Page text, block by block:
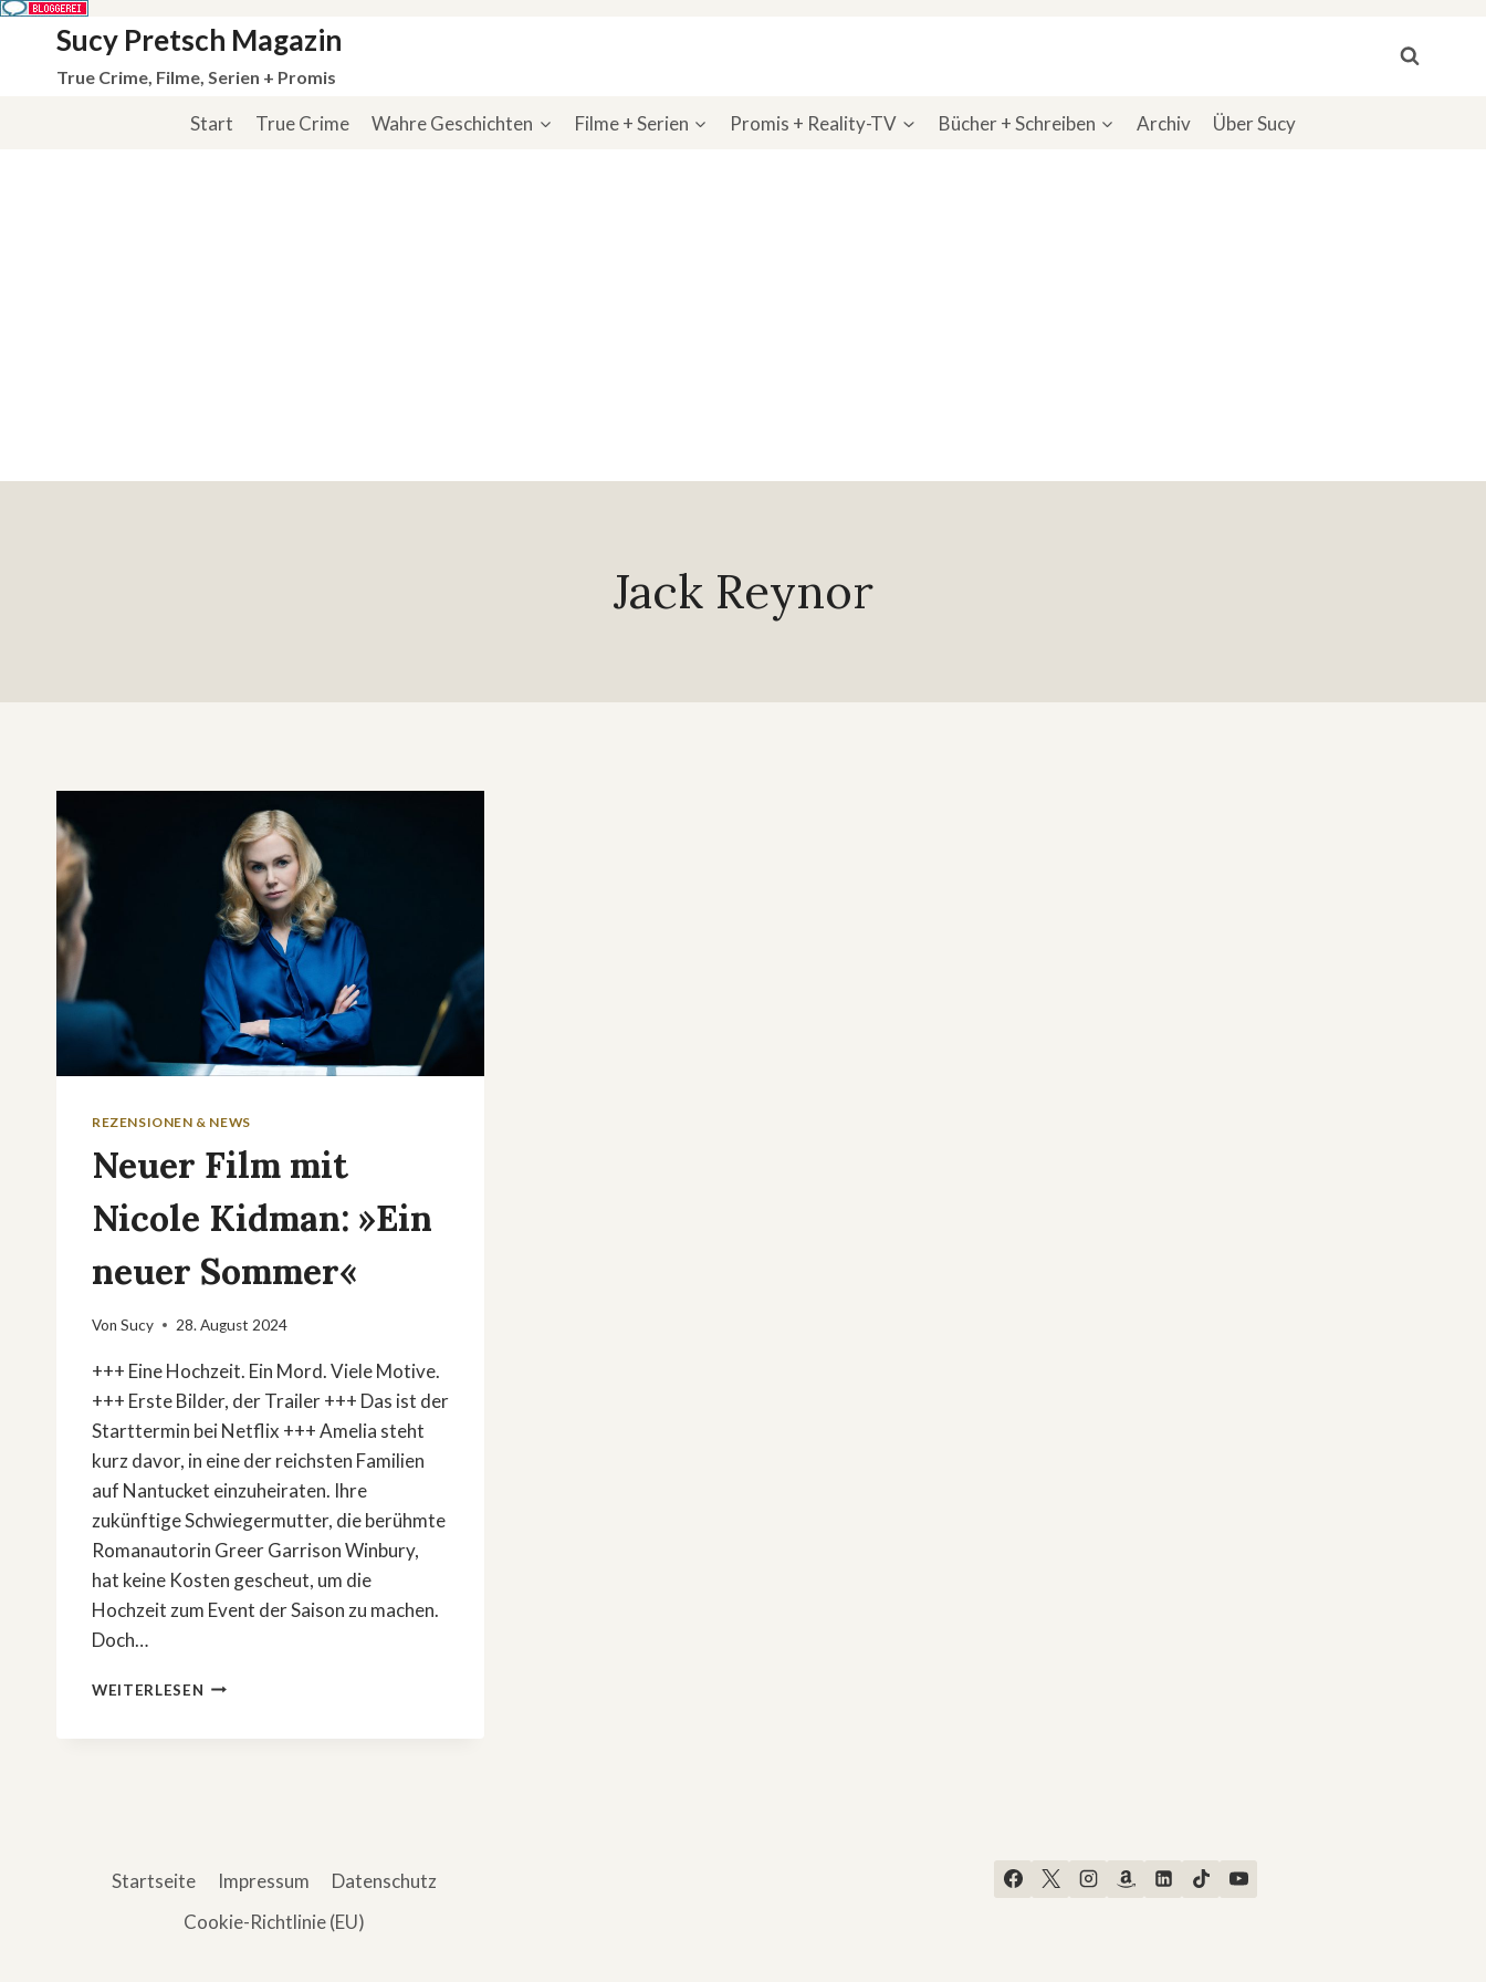
springen
Sucy Pretsch Magazin
True Crime, Filme, Serien + Promis
Start True Crime Wahre Geschichten Filme + Serien Promis + Reality-TV Bücher + Schreiben Archiv Über Sucy
Jack Reynor
REZENSIONEN & NEWS
Neuer Film mit
Nicole Kidman: »Ein
neuer Sommer«
Von Sucy 28. August 2024
+++ Eine Hochzeit. Ein Mord. Viele Motive.
+++ Erste Bilder, der Trailer +++ Das ist der
Starttermin bei Netflix +++ Amelia steht
kurz davor, in eine der reichsten Familien
auf Nantucket einzuheiraten. Ihre
zukünftige Schwiegermutter, die berühmte
Romanautorin Greer Garrison Winbury,
hat keine Kosten gescheut, um die
Hochzeit zum Event der Saison zu machen.
Doch…
WEITERLESEN NEUER
Startseite Impressum
Datenschutz
Cookie-Richtlinie (EU)